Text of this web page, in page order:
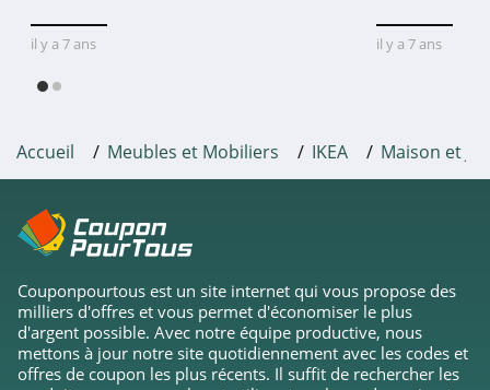
il y a 7 ans il y a 7 ans
Accueil Meubles et Mobiliers IKEA Maison et
Couponpourtous est un site internet qui vous propose des
milliers d'offres et vous permet d'économiser le plus
d'argent possible. Avec notre équipe productive, nous
mettons à jour notre site quotidiennement avec les codes et
offres de coupon les plus récents. Il suffit de rechercher les